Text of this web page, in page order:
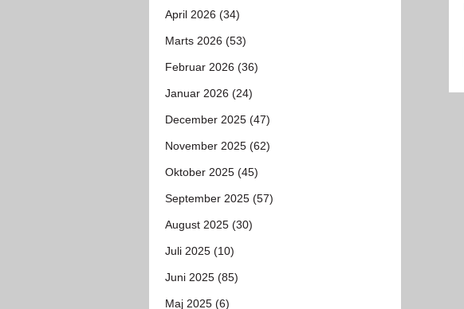
April 2026 (34)
Marts 2026 (53)
Februar 2026 (36)
Januar 2026 (24)
December 2025 (47)
November 2025 (62)
Oktober 2025 (45)
September 2025 (57)
August 2025 (30)
Juli 2025 (10)
Juni 2025 (85)
Maj 2025 (6)